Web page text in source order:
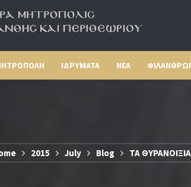
ΙΔΡΥΜΑΤΑ ΝΕΑ
2015 July Blog ΤΑ